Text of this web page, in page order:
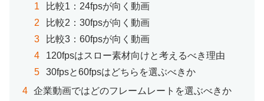
比較1：24fpsが向く動画
比較2：30fpsが向く動画
比較3：60fpsが向く動画
120fpsはスロー素材向けと考えるべき理由
30fpsと60fpsはどちらを選ぶべきか
企業動画ではどのフレームレートを選ぶべきか